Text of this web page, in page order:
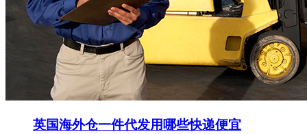
英国海外仓一件代发用哪些快递便宜